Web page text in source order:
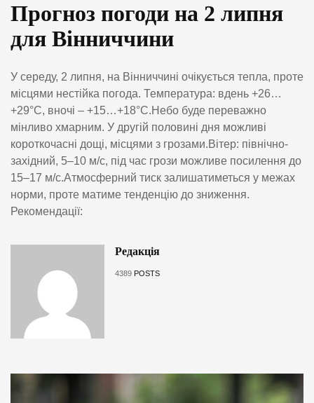
Прогноз погоди на 2 липня
для Вінниччини
У середу, 2 липня, на Вінниччині очікується тепла, проте
місцями нестійка погода. Температура: вдень +26…
+29°C, вночі – +15…+18°C.Небо буде переважно
мінливо хмарним. У другій половині дня можливі
короткочасні дощі, місцями з грозами.Вітер: північно-
західний, 5–10 м/с, під час грози можливе посилення до
15–17 м/с.Атмосферний тиск залишатиметься у межах
норми, проте матиме тенденцію до зниження.
Рекомендації:
Редакція
4389 POSTS